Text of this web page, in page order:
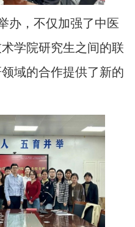
办，不仅加强了中医
学院研究生之间的联
域的合作提供了新的